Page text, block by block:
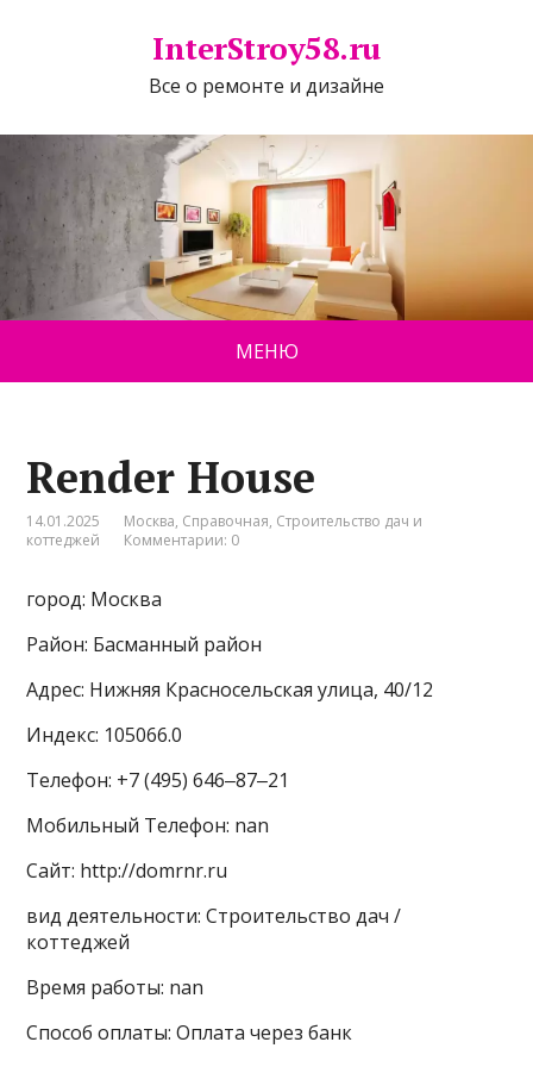
InterStroy58.ru
Все о ремонте и дизайне
МЕНЮ
Render House
14.01.2025 Москва, Справочная, Строительство дач и
коттеджей
Комментарии: 0
город: Москва
Район: Басманный район
Адрес: Нижняя Красносельская улица, 40/12
Индекс: 105066.0
Телефон: +7 (495) 646‒87‒21
Мобильный Телефон: nan
Сайт: http://domrnr.ru
вид деятельности: Строительство дач /
коттеджей
Время работы: nan
Способ оплаты: Оплата через банк